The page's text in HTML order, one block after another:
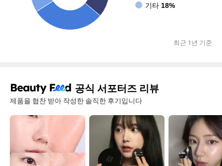
기타 18%
최근 1년 기준
공식 서포터즈 리뷰
제품을 협찬 받아 작성한 솔직한 후기입니다